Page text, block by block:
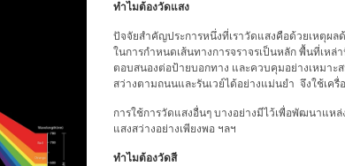
ทำไมต้องวัดแสง
ปัจจัยสำคัญประการหนึ่งที่เราวัดแสงคือด้วยเหตุผ
ในการกำหนดเส้นทางการจราจรเป็นหลัก พื้นที่เห
ตอบสนองต่อป้ายบอกทาง และควบคุมอย่างเหมาะ
สว่างตามถนนและรันเวย์ได้อย่างแม่นยำ จึงใช้เครื่
การใช้การวัดแสงอื่นๆ บางอย่างมีไว้เพื่อพัฒนาแห
แสงสว่างอย่างเพียงพอ ฯลฯ
ทำไมต้องวัดสี